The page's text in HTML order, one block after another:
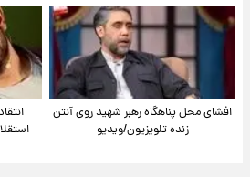
افشای محل پناهگاه‌ رهبر شهید روی آنتن
زنده تلویزیون/ویدیو